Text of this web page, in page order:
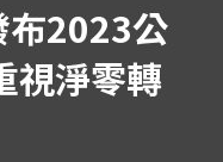
布2023公
視淨零轉